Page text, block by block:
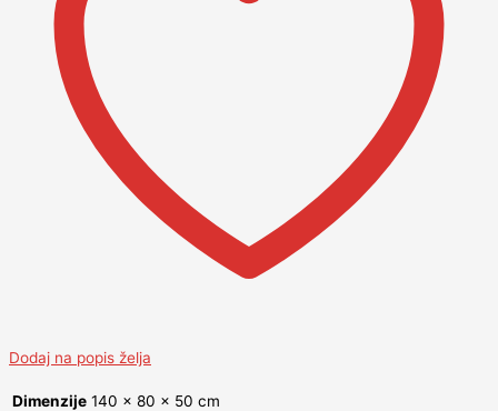
Dodaj na popis želja
Dimenzije 140 × 80 × 50 cm